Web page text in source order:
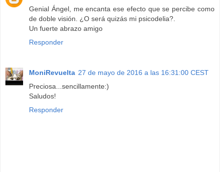
Genial Ángel, me encanta ese efecto que se percibe como
de doble visión. ¿O será quizás mi psicodelia?.
Un fuerte abrazo amigo
Responder
MoniRevuelta 27 de mayo de 2016 a las 16:31:00 CEST
Preciosa...sencillamente:)
Saludos!
Responder